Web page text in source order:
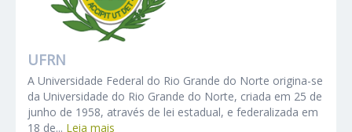
UFRN
A Universidade Federal do Rio Grande do Norte origina-se
da Universidade do Rio Grande do Norte, criada em 25 de
junho de 1958, através de lei estadual, e federalizada em
18 de... Leia mais